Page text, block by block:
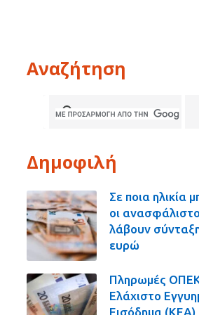
Αναζήτηση
Δημοφιλή
Σε ποια ηλικία
οι
λάβουν
ευρώ
Πληρωμές
Ελάχιστο
Εισόδημα (ΚΕΑ),